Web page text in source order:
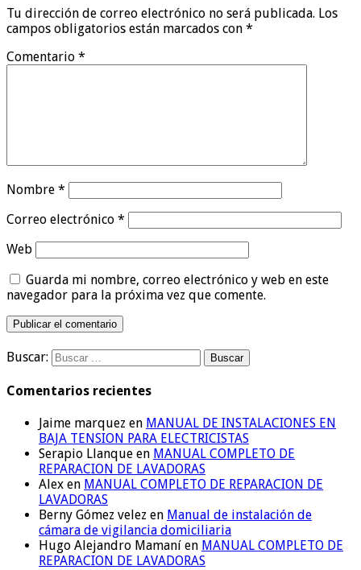
Tu dirección de correo electrónico no será publicada. Los
campos obligatorios están marcados con *
Comentario *
Nombre *
Correo electrónico *
Web
Guarda mi nombre, correo electrónico y web en este
navegador para la próxima vez que comente.
Buscar:
Comentarios recientes
Jaime marquez en MANUAL DE INSTALACIONES EN
BAJA TENSION PARA ELECTRICISTAS
Serapio Llanque en MANUAL COMPLETO DE
REPARACION DE LAVADORAS
Alex en MANUAL COMPLETO DE REPARACION DE
LAVADORAS
Berny Gómez velez en Manual de instalación de
cámara de vigilancia domiciliaria
Hugo Alejandro Mamaní en MANUAL COMPLETO DE
REPARACION DE LAVADORAS